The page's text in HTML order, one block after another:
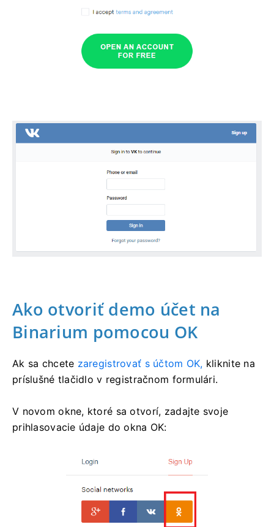
Ako otvoriť demo účet na
Binarium pomocou OK
Ak sa chcete zaregistrovať s účtom OK, kliknite na
príslušné tlačidlo v registračnom formulári.
V novom okne, ktoré sa otvorí, zadajte svoje
prihlasovacie údaje do okna OK: